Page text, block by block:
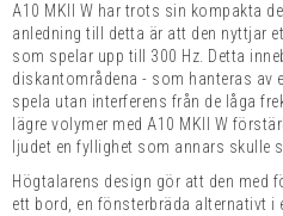
A10 MKII W har trots sin kompakta
anledning till detta är att den nyttjar
som spelar upp till 300 Hz. Detta
diskantområdena - som hanteras av
spela utan interferens från de låga
lägre volymer med A10 MKII W
ljudet en fyllighet som annars skulle
Högtalarens design gör att den med
ett bord, en fönsterbräda alternativt i